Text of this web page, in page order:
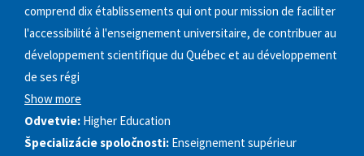
comprend dix établissements qui ont pour mission de faciliter
l'accessibilité à l'enseignement universitaire, de contribuer au
développement scientifique du Québec et au développement
de ses régi
Show more
Odvetvie: Higher Education
Špecializácie spoločnosti: Enseignement supérieur